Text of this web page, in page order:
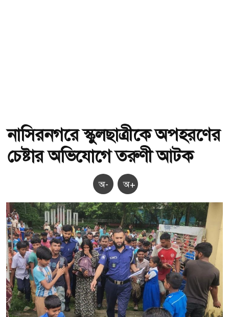
নাসিরনগরে স্কুলছাত্রীকে অপহরণের
চেষ্টার অভিযোগে তরুণী আটক
অ- অ+